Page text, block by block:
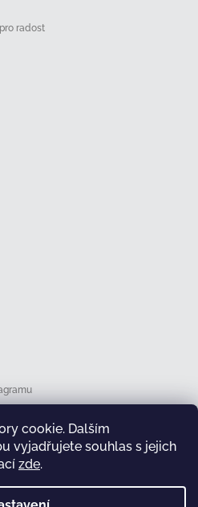
cookie. Dalším
vyjadřujete souhlas s jejich
zde.
radost